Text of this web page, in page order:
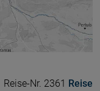
Reise-Nr. 2361 Reise